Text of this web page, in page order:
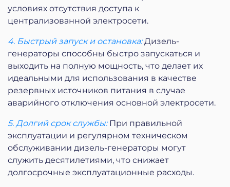
условиях отсутствия доступа к
централизованной электросети.
4. Быстрый запуск и остановка:Дизель-
генераторы способны быстро запускаться и
выходить на полную мощность, что делает их
идеальными для использования в качестве
резервных источников питания в случае
аварийного отключения основной электросети.
5. Долгий срок службы: При правильной
эксплуатации и регулярном техническом
обслуживании дизель-генераторы могут
служить десятилетиями, что снижает
долгосрочные эксплуатационные расходы.